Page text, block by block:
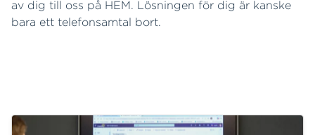
av dig till oss på HEM. Lösningen för dig är kanske
bara ett telefonsamtal bort.